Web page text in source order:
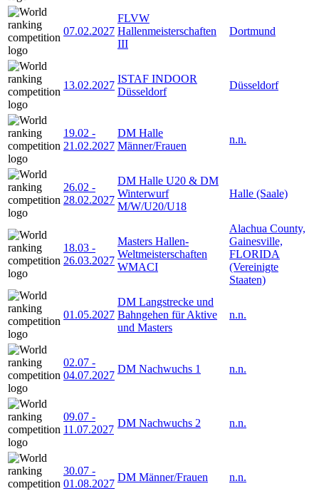
07.02.2027
FLVW
Hallenmeisterschaften
III
Dortmund
13.02.2027
ISTAF INDOOR
Düsseldorf
Düsseldorf
19.02 -
21.02.2027
DM Halle
Männer/Frauen
n.n.
26.02 -
28.02.2027
DM Halle U20 & DM
Winterwurf
M/W/U20/U18
Halle (Saale)
18.03 -
26.03.2027
Masters Hallen-
Weltmeisterschaften
WMACI
Alachua County,
Gainesville,
FLORIDA
(Vereinigte
Staaten)
01.05.2027
DM Langstrecke und
Bahngehen für Aktive
und Masters
n.n.
02.07 -
04.07.2027
DM Nachwuchs 1 n.n.
09.07 -
11.07.2027
DM Nachwuchs 2 n.n.
30.07 -
01.08.2027
DM Männer/Frauen n.n.